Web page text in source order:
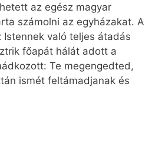
az egész magyar
számolni az egyházakat. A
való teljes átadás
főapát hálát adott a
Te megengedted,
ismét feltámadjanak és